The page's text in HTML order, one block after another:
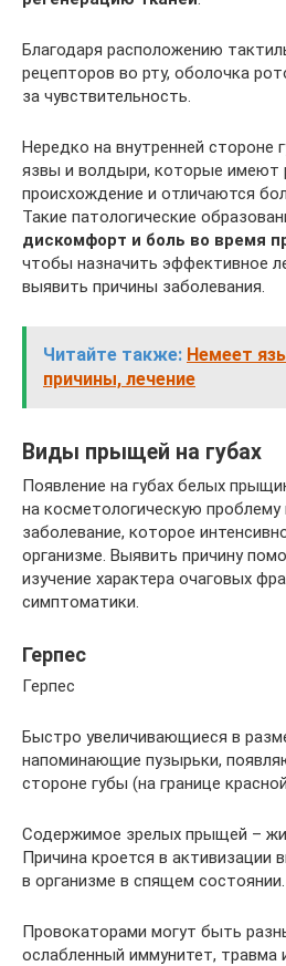
Благодаря расположению
рецепторов во рту, оболочка
за чувствительность.
Нередко на внутренней стороне
язвы и волдыри, которые имеют
происхождение и отличаются
Такие патологические
дискомфорт и боль во время
чтобы назначить эффективное
выявить причины заболевания.
Читайте также: Немеет
причины, лечение
Виды прыщей на губах
Появление на губах белых
на косметологическую проблему
заболевание, которое
организме. Выявить причину
изучение характера очаговых
симптоматики.
Герпес
Герпес
Быстро увеличивающиеся в
напоминающие пузырьки,
стороне губы (на границе
Содержимое зрелых прыщей –
Причина кроется в активизации
в организме в спящем состоянии.
Провокаторами могут быть
ослабленный иммунитет, травма